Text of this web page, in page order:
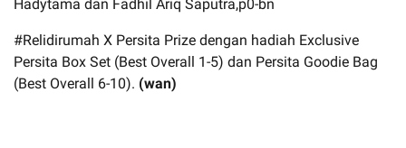
Hadytama dan Fadhil Ariq Saputra,p0-bn
#Relidirumah X Persita Prize dengan hadiah Exclusive
Persita Box Set (Best Overall 1-5) dan Persita Goodie Bag
(Best Overall 6-10). (wan)